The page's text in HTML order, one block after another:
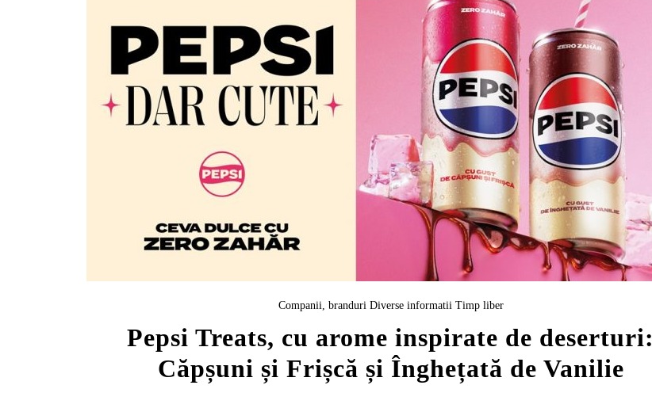
Companii, branduri Diverse informatii Timp liber
Pepsi Treats, cu arome inspirate de deserturi:
Căpșuni și Frișcă și Înghețată de Vanilie